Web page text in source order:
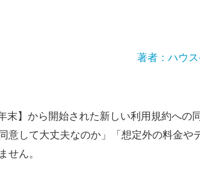
著者：ハウ
末】から開始された新しい利用規約への
意して大丈夫なのか」「想定外の料金や
せん。